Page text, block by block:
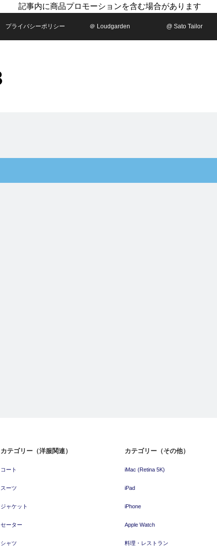
記事内に商品プロモーションを含む場合があります
プライバシーポリシー ＠ Loudgarden @ Sato Tailor
カテゴリー（洋服関連）
コート
スーツ
ジャケット
セーター
シャツ
カテゴリー（その他）
iMac (Retina 5K)
iPad
iPhone
Apple Watch
料理・レストラン